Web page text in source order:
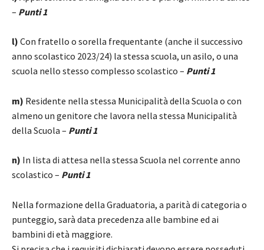
– Punti 1
l) Con fratello o sorella frequentante (anche il successivo
anno scolastico 2023/24) la stessa scuola, un asilo, o una
scuola nello stesso complesso scolastico – Punti 1
m) Residente nella stessa Municipalità della Scuola o con
almeno un genitore che lavora nella stessa Municipalità
della Scuola – Punti 1
n) In lista di attesa nella stessa Scuola nel corrente anno
scolastico – Punti 1
Nella formazione della Graduatoria, a parità di categoria o
punteggio, sarà data precedenza alle bambine ed ai
bambini di età maggiore.